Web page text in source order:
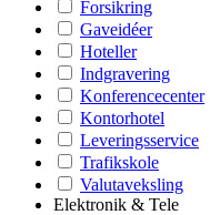
Forsikring
Gaveidéer
Hoteller
Indgravering
Konferencecenter
Kontorhotel
Leveringsservice
Trafikskole
Valutaveksling
Elektronik & Tele